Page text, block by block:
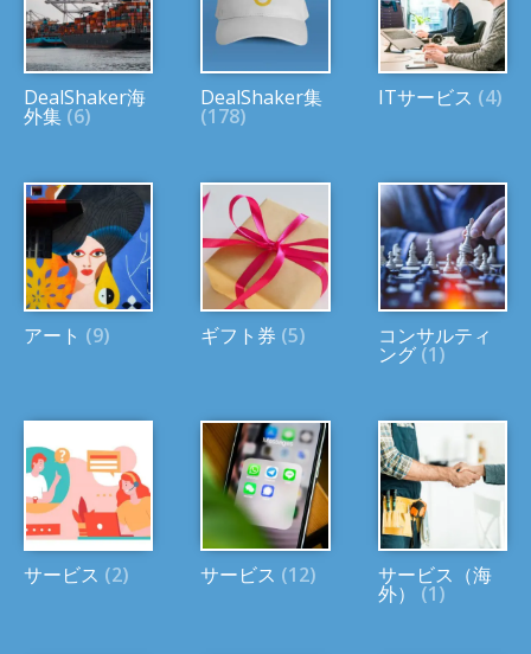
DealShaker海
外集 (6)
DealShaker集
(178)
ITサービス (4)
アート (9) ギフト券 (5) コンサルティ
ング (1)
サービス (2) サービス (12) サービス（海
外） (1)